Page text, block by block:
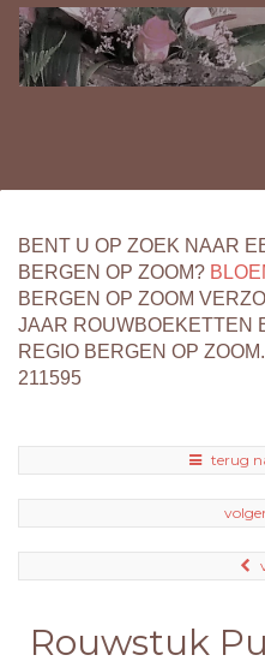
BENT U OP ZOEK NAAR
BERGEN OP ZOOM?
BERGEN OP ZOOM
JAAR ROUWBOEKETTEN
REGIO BERGEN OP
211595
terug
Rouwstuk